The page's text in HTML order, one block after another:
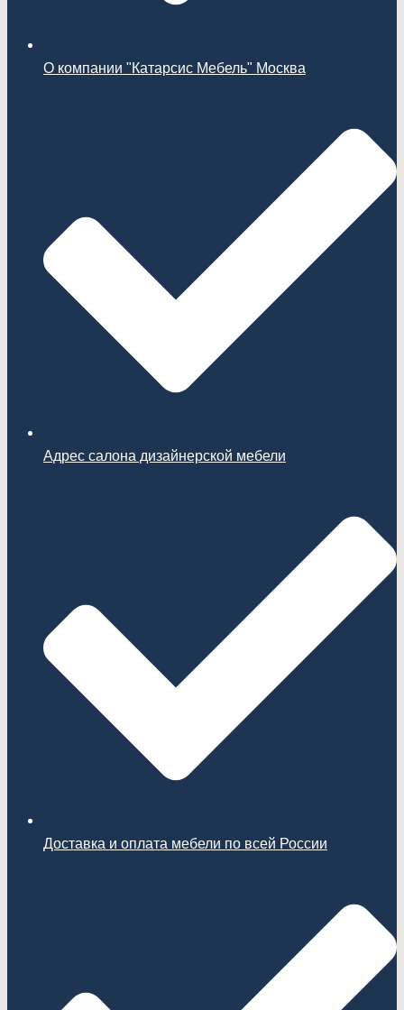
О компании "Катарсис Мебель" Москва
Адрес салона дизайнерской мебели
Доставка и оплата мебели по всей России